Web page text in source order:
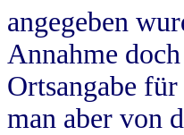
angegeben
Annahme
Ortsangabe
man aber von